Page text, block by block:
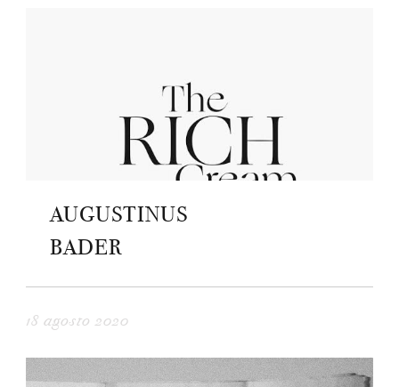
AUGUSTINUS
BADER
18 agosto 2020